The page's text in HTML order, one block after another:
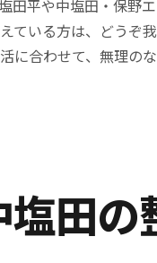
田平や中塩田・保野
ている方は、どうぞ
に合わせて、無理の
田